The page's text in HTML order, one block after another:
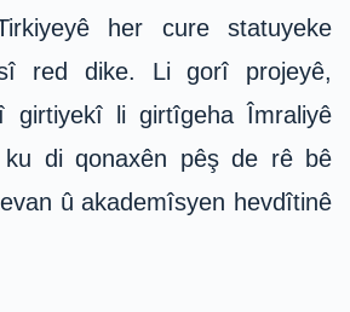
her cure statuyeke
red dike. Li gorî projeyê,
girtiyekî li girtîgeha Îmraliyê
ku di qonaxên pêş de rê bê
û akademîsyen hevdîtinê